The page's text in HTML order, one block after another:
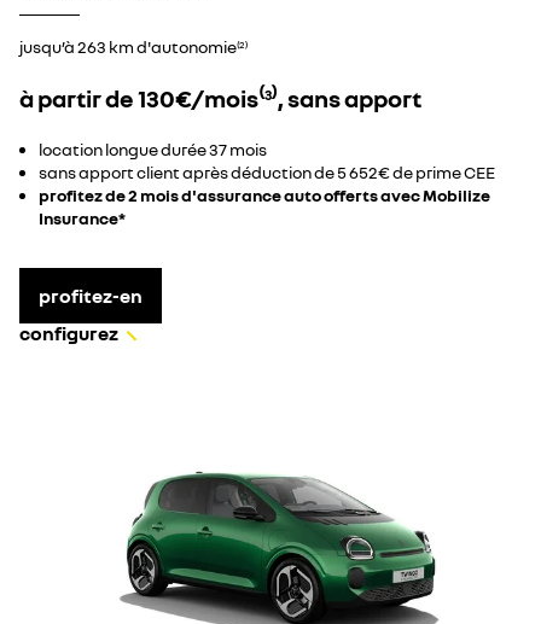
jusqu’à 263 km d'autonomie(2)
à partir de 130€/mois⁽3⁾, sans apport
location longue durée 37 mois​
sans apport client après déduction de 5 652€ de prime CEE​
profitez de 2 mois d'assurance auto offerts avec Mobilize
Insurance*
profitez-en
configurez